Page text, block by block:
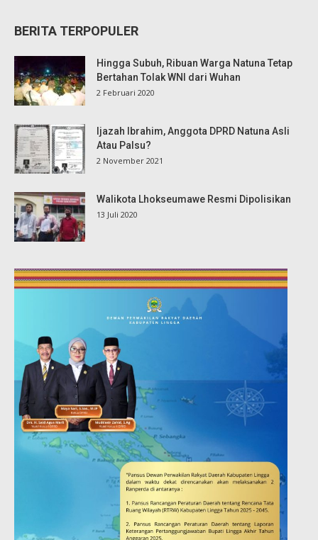
BERITA TERPOPULER
Hingga Subuh, Ribuan Warga Natuna Tetap
Bertahan Tolak WNI dari Wuhan
2 Februari 2020
Ijazah Ibrahim, Anggota DPRD Natuna Asli
Atau Palsu?
2 November 2021
Walikota Lhokseumawe Resmi Dipolisikan
13 Juli 2020